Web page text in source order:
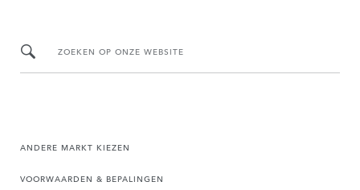
ZOEKEN OP ONZE WEBSITE
ANDERE MARKT KIEZEN
VOORWAARDEN & BEPALINGEN